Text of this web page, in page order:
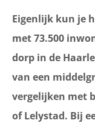
Eigenlijk kun je
met 73.500
dorp in de
van een
vergelijken met
of Lelystad. Bij